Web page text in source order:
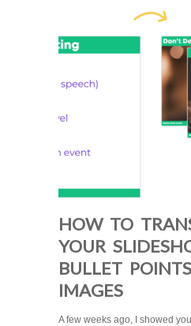
HOW TO
YOUR
BULLET
IMAGES
A few weeks ago, I showed